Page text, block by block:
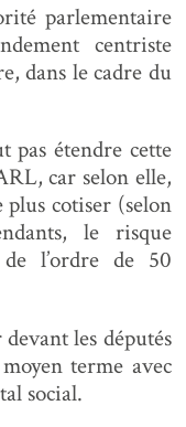
parlementaire
centriste
dans le cadre du
pas étendre cette
car selon elle,
cotiser (selon
le risque
l’ordre de 50
les députés
terme avec
social.